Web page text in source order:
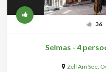
36
Selmas - 4
Zell Am See,